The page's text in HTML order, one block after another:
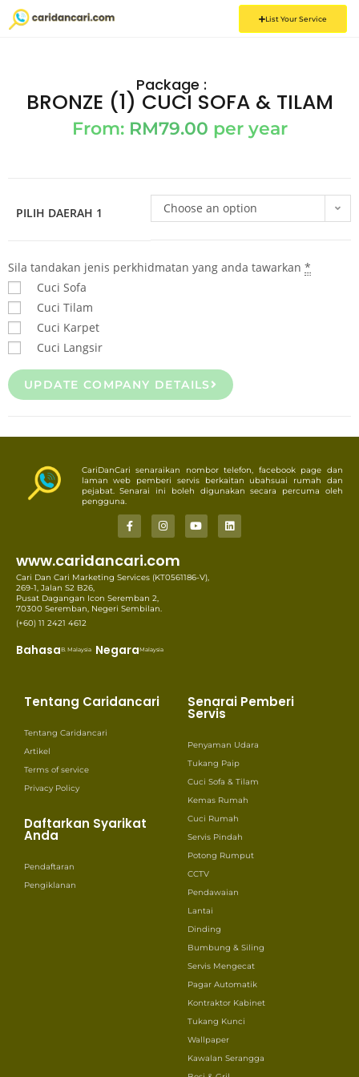
List Your Service
Package :
BRONZE (1) CUCI SOFA & TILAM
From: RM79.00 per year
PILIH DAERAH 1 Choose an option
Sila tandakan jenis perkhidmatan yang anda tawarkan *
Cuci Sofa
Cuci Tilam
Cuci Karpet
Cuci Langsir
UPDATE COMPANY DETAILS
CariDanCari senaraikan nombor telefon, facebook page dan
laman web pemberi servis berkaitan ubahsuai rumah dan
pejabat. Senarai ini boleh digunakan secara percuma oleh
pengguna.
www.caridancari.com
Cari Dan Cari Marketing Services (KT0561186-V),
269-1, Jalan S2 B26,
Pusat Dagangan Icon Seremban 2,
70300 Seremban, Negeri Sembilan.
(+60) 11 2421 4612
BahasaB. Malaysia NegaraMalaysia
Tentang Caridancari
Tentang Caridancari
Artikel
Terms of service
Privacy Policy
Daftarkan Syarikat
Anda
Pendaftaran
Pengiklanan
Senarai Pemberi
Servis
Penyaman Udara
Tukang Paip
Cuci Sofa & Tilam
Kemas Rumah
Cuci Rumah
Servis Pindah
Potong Rumput
CCTV
Pendawaian
Lantai
Dinding
Bumbung & Siling
Servis Mengecat
Pagar Automatik
Kontraktor Kabinet
Tukang Kunci
Wallpaper
Kawalan Serangga